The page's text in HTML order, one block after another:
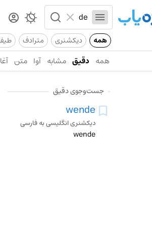
همه دیکشنری مترادف
همه دقیق مشابه آوا متن
جست‌وجوی دقیق
wende
دیکشنری انگلیسی به فارسی
wende